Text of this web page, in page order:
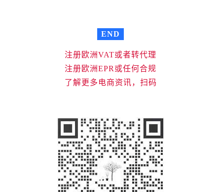
END
注册欧洲VAT或者转代理
注册欧洲EPR或任何合规
了解更多电商资讯，扫码